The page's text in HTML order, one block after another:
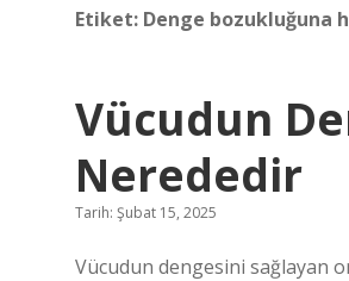
Etiket: Denge bozukluğuna
Vücudun
Nerededir
Tarih: Şubat 15, 2025
Vücudun dengesini sağlayan